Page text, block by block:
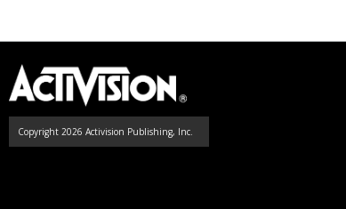
Copyright 2026 Activision Publishing, Inc.